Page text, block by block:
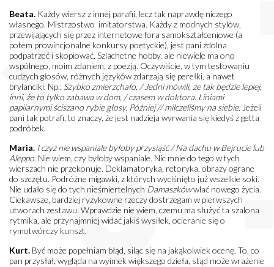
Beata. Każdy wiersz z innej parafii, lecz tak naprawdę niczego
własnego. Mistrzostwo imitatorstwa. Każdy z modnych stylów,
przewijających się przez internetowe fora samokształceniowe (a
potem prowincjonalne konkursy poetyckie), jest pani zdolna
podpatrzeć i skopiować. Szlachetne hobby, ale niewiele ma ono
wspólnego, moim zdaniem, z poezją. Oczywiście, w tym testowaniu
cudzych głosów, różnych języków zdarzają się perełki, a nawet
brylanciki. Np.: Szybko zmierzchało. / Jedni mówili, że tak będzie lepiej,
inni, że to tylko zabawa w dom, / czasem w doktora. Liniami
papilarnymi ściszano rybie głosy. Później // milczeliśmy na siebie. Jeżeli
pani tak potrafi, to znaczy, że jest nadzieja wyrwania się kiedyś z getta
podróbek.
Maria. I czyż nie wspaniale byłoby przysiąść / Na dachu w Bejrucie lub
Aleppo. Nie wiem, czy byłoby wspaniale. Nic mnie do tego w tych
wierszach nie przekonuje. Deklamatoryka, retoryka, obrazy ograne
do szczętu. Podróżne migawki, z których wyciśnięto już wszelkie soki.
Nie udało się do tych nieśmiertelnych Damaszkówwlać nowego życia.
Ciekawsze, bardziej ryzykowne rzeczy dostrzegam w pierwszych
utworach zestawu. Wprawdzie nie wiem, czemu ma służyć ta szalona
rytmika, ale przynajmniej widać jakiś wysiłek, ocieranie się o
rymotwórczy kunszt.
Kurt. Być może popełniam błąd, siląc się na jakąkolwiek ocenę. To, co
pan przysłał, wygląda na wyimek większego dzieła, stąd może wrażenie